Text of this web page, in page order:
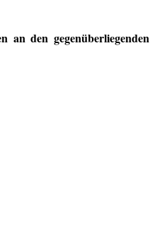
an den gegenüberliegenden